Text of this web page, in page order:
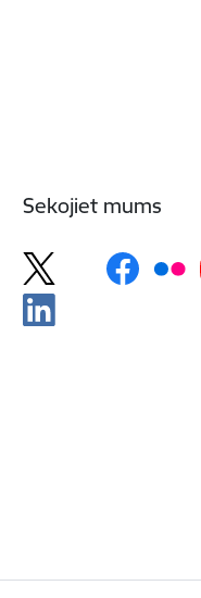
Sekojiet mums